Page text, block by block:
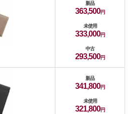
新品
363,500
未使用
333,000
中古
293,500
新品
341,800
未使用
321,800